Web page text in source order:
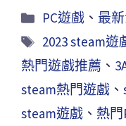
PC遊戲 、最
2023 steam遊
熱門遊戲推薦 、
steam熱門遊戲 、
steam遊戲 、 熱門